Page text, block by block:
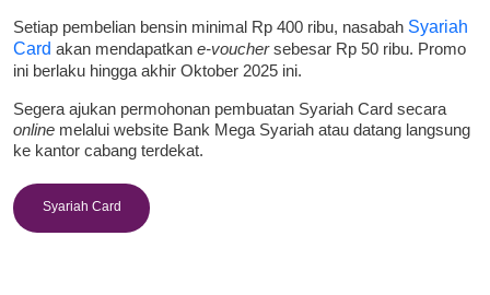
Setiap pembelian bensin minimal Rp 400 ribu, nasabah Syariah
Card akan mendapatkan e-vouchersebesar Rp 50 ribu. Promo
ini berlaku hingga akhir Oktober 2025 ini.
Segera ajukan permohonan pembuatan Syariah Card secara
online melalui website Bank Mega Syariah atau datang langsung
ke kantor cabang terdekat.
Syariah Card